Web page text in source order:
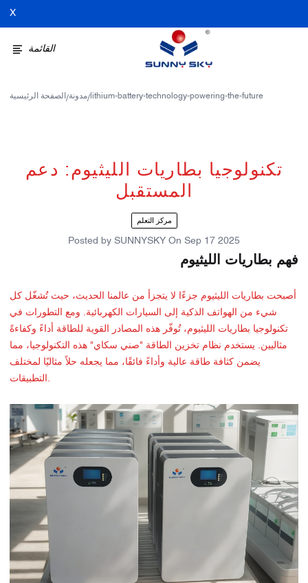
X
القائمة
الصفحة الرئيسية /مدونة/ lithium-battery-technology-powering-the-future
تكنولوجيا بطاريات الليثيوم: دعم
المستقبل
مركز التعلم
Posted by SUNNYSKY On Sep 17 2025
فهم بطاريات الليثيوم
أصبحت بطاريات الليثيوم جزءًا لا يتجزأ من عالمنا الحديث، حيث تُشغّل كل
شيء من الهواتف الذكية إلى السيارات الكهربائية. ومع التطورات في
تكنولوجيا بطاريات الليثيوم، تُوفّر هذه المصادر القوية للطاقة أداءً وكفاءةً
مثاليين. يستخدم نظام تخزين الطاقة "صني سكاي" هذه التكنولوجيا، مما
يضمن كثافة طاقة عالية وأداءً فائقًا، مما يجعله حلاً مثاليًا لمختلف
التطبيقات.